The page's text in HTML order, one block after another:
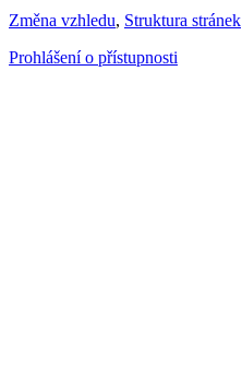
Změna vzhledu, Struktura stránek
Prohlášení o přístupnosti